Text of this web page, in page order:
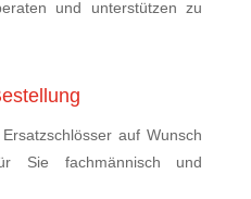
und unterstützen zu
auf Wunsch
Sie fachmännisch und